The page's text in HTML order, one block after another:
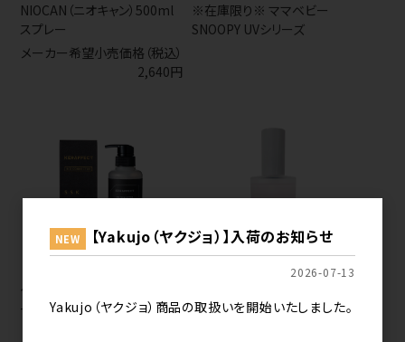
NIOCAN（ニオキャン）500ml
スプレー
メーカー希望小売価格（税込）
2,640円
※在庫限り※ ママベビー
SNOOPY UVシリーズ
ケラフェクトバイオコネクタ
ー 300g
NEW 【Yakujo（ヤクジョ）】入荷のお知らせ
2026-07-13
Yakujo（ヤクジョ）商品の取扱いを開始いたしました。